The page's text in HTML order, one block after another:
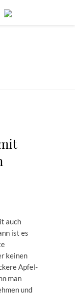
auch
ist es
keinen
Apfel-
man
und